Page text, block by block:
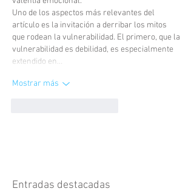
Uno de los aspectos más relevantes del
artículo es la invitación a derribar los mitos
que rodean la vulnerabilidad. El primero, que la
vulnerabilidad es debilidad, es especialmente
extendido en…
Mostrar más
Entradas destacadas